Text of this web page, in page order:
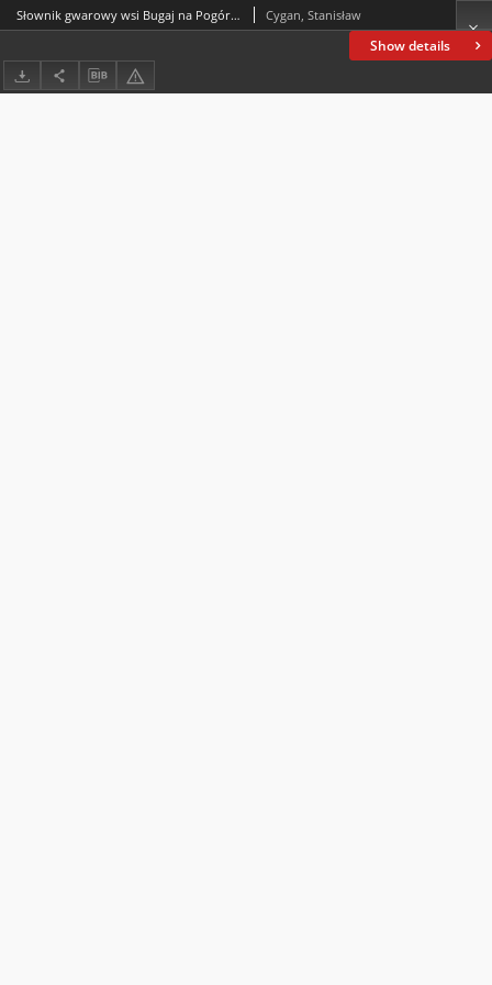
Show details
Słownik gwarowy wsi Bugaj na Pogórzu (gm. Biecz, pow. Gorlice) Haliny Karaś jako źródło przejawów świadomości językowej mieszkańców wsi Cygan, Stanisław